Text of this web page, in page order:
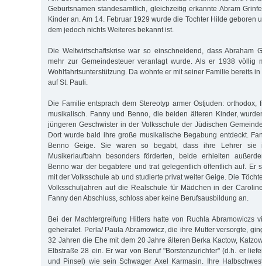
Geburtsnamen standesamtlich, gleichzeitig erkannte Abram
Kinder an. Am 14. Februar 1929 wurde die Tochter Hilde geboren
dem jedoch nichts Weiteres bekannt ist.
Die Weltwirtschaftskrise war so einschneidend, dass Abraham
mehr zur Gemeindesteuer veranlagt wurde. Als er 1938 völlig
Wohlfahrtsunterstützung. Da wohnte er mit seiner Familie bereits
auf St. Pauli.
Die Familie entsprach dem Stereotyp armer Ostjuden: orthodox,
musikalisch. Fanny und Benno, die beiden älteren Kinder,
jüngeren Geschwister in der Volksschule der Jüdischen
Dort wurde bald ihre große musikalische Begabung entdeckt.
Benno Geige. Sie waren so begabt, dass ihre Lehrer sie
Musikerlaufbahn besonders förderten, beide erhielten
Benno war der begabtere und trat gelegentlich öffentlich auf. Er
mit der Volksschule ab und studierte privat weiter Geige. Die
Volksschuljahren auf die Realschule für Mädchen in der
Fanny den Abschluss, schloss aber keine Berufsausbildung an.
Bei der Machtergreifung Hitlers hatte von Ruchla Abramowiczs
geheiratet. Perla/ Paula Abramowicz, die ihre Mutter versorgte,
32 Jahren die Ehe mit dem 20 Jahre älteren Berka Kactow,
Elbstraße 28 ein. Er war von Beruf "Borstenzurichter" (d.h. er
und Pinsel) wie sein Schwager Axel Karmasin. Ihre